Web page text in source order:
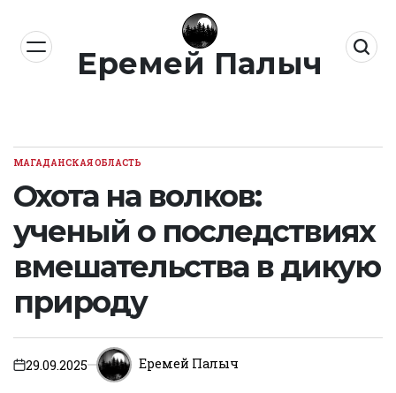
содержимомуЕремей Палыч
ОПУБЛИКОВАНО
МАГАДАНСКАЯ ОБЛАСТЬ
Охота на волков:
ученый о последствиях
вмешательства в дикую
природу
on29.09.2025 Еремей Палыч